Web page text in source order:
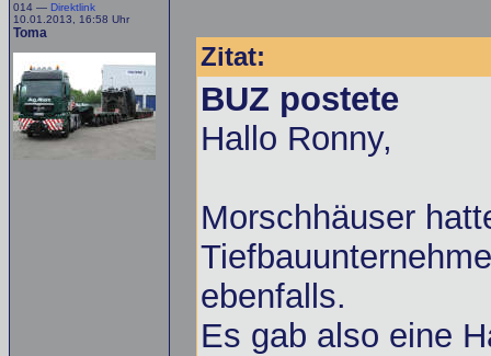
014 — Direktlink
10.01.2013, 16:58 Uhr
Toma
Zitat:
BUZ postete
Hallo Ronny,
Morschhäuser
ebenfalls.
Es gab also eine